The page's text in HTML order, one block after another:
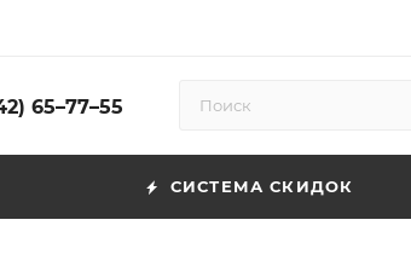
65–77–55
СИСТЕМА СКИДОК